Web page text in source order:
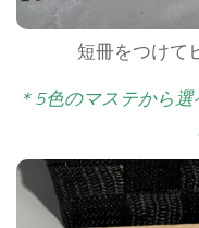
短冊をつけて
＊5色のマステから